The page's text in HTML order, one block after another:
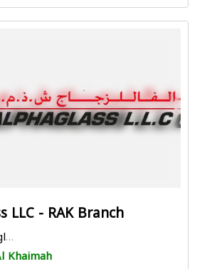
LLC - RAK Branch
https://goo.gl/maps/6N8rZUAK3kjC3Hny6
Khaimah